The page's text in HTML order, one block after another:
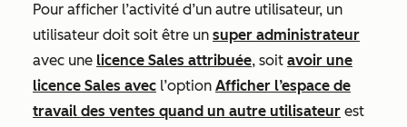
Pour afficher l’activité d’un autre utilisateur, un
utilisateur doit soit être un super administrateur
avec une licence Sales attribuée, soit avoir une
licence Sales avec l’option Afficher l’espace de
travail des ventes quand un autre utilisateur est